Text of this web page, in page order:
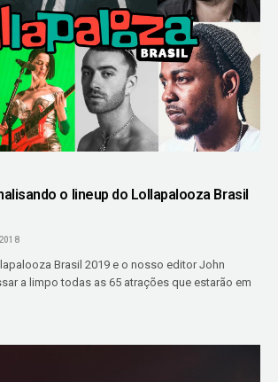
o lineup do Lollapalooza Brasil
Brasil 2019 e o nosso editor John
a limpo todas as 65 atrações que estarão em